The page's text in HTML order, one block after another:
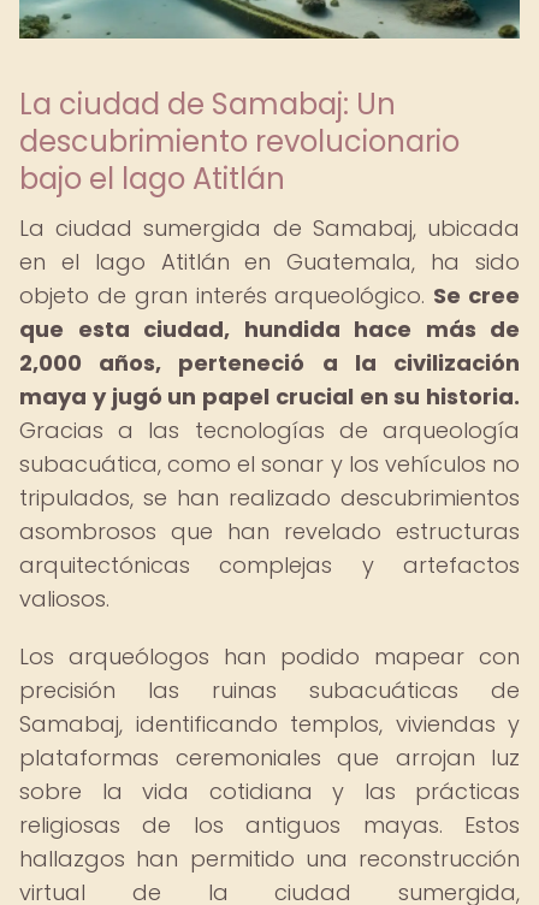
La ciudad de Samabaj: Un
descubrimiento revolucionario
bajo el lago Atitlán
La ciudad sumergida de Samabaj, ubicada
en el lago Atitlán en Guatemala, ha sido
objeto de gran interés arqueológico. Se cree
que esta ciudad, hundida hace más de
2,000 años, perteneció a la civilización
maya y jugó un papel crucial en su historia.
Gracias a las tecnologías de arqueología
subacuática, como el sonar y los vehículos no
tripulados, se han realizado descubrimientos
asombrosos que han revelado estructuras
arquitectónicas complejas y artefactos
valiosos.
Los arqueólogos han podido mapear con
precisión las ruinas subacuáticas de
Samabaj, identificando templos, viviendas y
plataformas ceremoniales que arrojan luz
sobre la vida cotidiana y las prácticas
religiosas de los antiguos mayas. Estos
hallazgos han permitido una reconstrucción
virtual de la ciudad sumergida,